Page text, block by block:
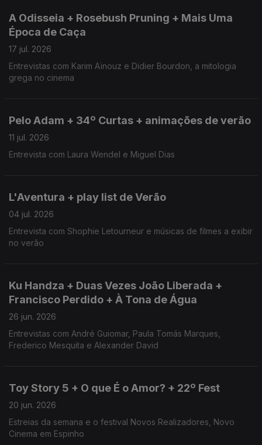
A Odisseia + Rosebush Pruning + Mais Uma
Época de Caça
17 jul. 2026
Entrevistas com Karim Aïnouz e Didier Bourdon, a mitologia
grega no cinema
Pelo Adam + 34º Curtas + animações de verão
11 jul. 2026
Entrevista com Laura Wendel e Miguel Dias
L'Aventura + play list de Verão
04 jul. 2026
Entrevista com Shophie Letourneur e músicas de filmes a exibir
no verão
Ku Handza + Duas Vezes João Liberada +
Francisco Perdido + À Tona de Água
26 jun. 2026
Entrevistas com André Guiomar, Paula Tomás Marques,
Frederico Mesquita e Alexander David
Toy Story 5 + O que É o Amor? + 22º Fest
20 jun. 2026
Estreias da semana e o festival Novos Realizadores, Novo
Cinema em Espinho